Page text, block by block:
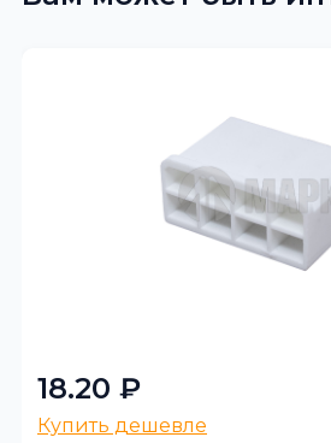
18.20 ₽
Купить дешевле